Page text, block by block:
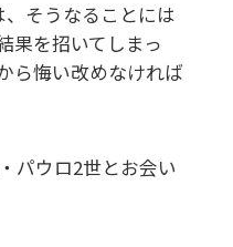
そうなることには
果を招いてしまっ
ら悔い改めなければ
パウロ2世とお会い